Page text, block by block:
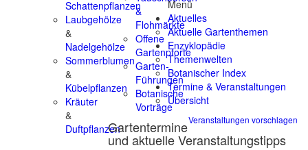
Schattenpflanzen
Laubgehölze
&
Nadelgehölze
Sommerblumen
&
Kübelpflanzen
Kräuter
&
Duftpflanzen
&
Flohmärkte
Offene
Gartenpforte
Garten-
Führungen
Botanische
Vorträge
Veranstaltungen vorschlagen
Gartentermine
und aktuelle Veranstaltungstipps
Menü
Aktuelles
Aktuelle Gartenthemen
Enzyklopädie
Themenwelten
Botanischer Index
Termine & Veranstaltungen
Übersicht